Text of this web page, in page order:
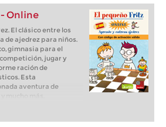
Online
El clásico entre los
de ajedrez para niños.
gimnasia para el
jugar y
ración de
Esta
aventura de